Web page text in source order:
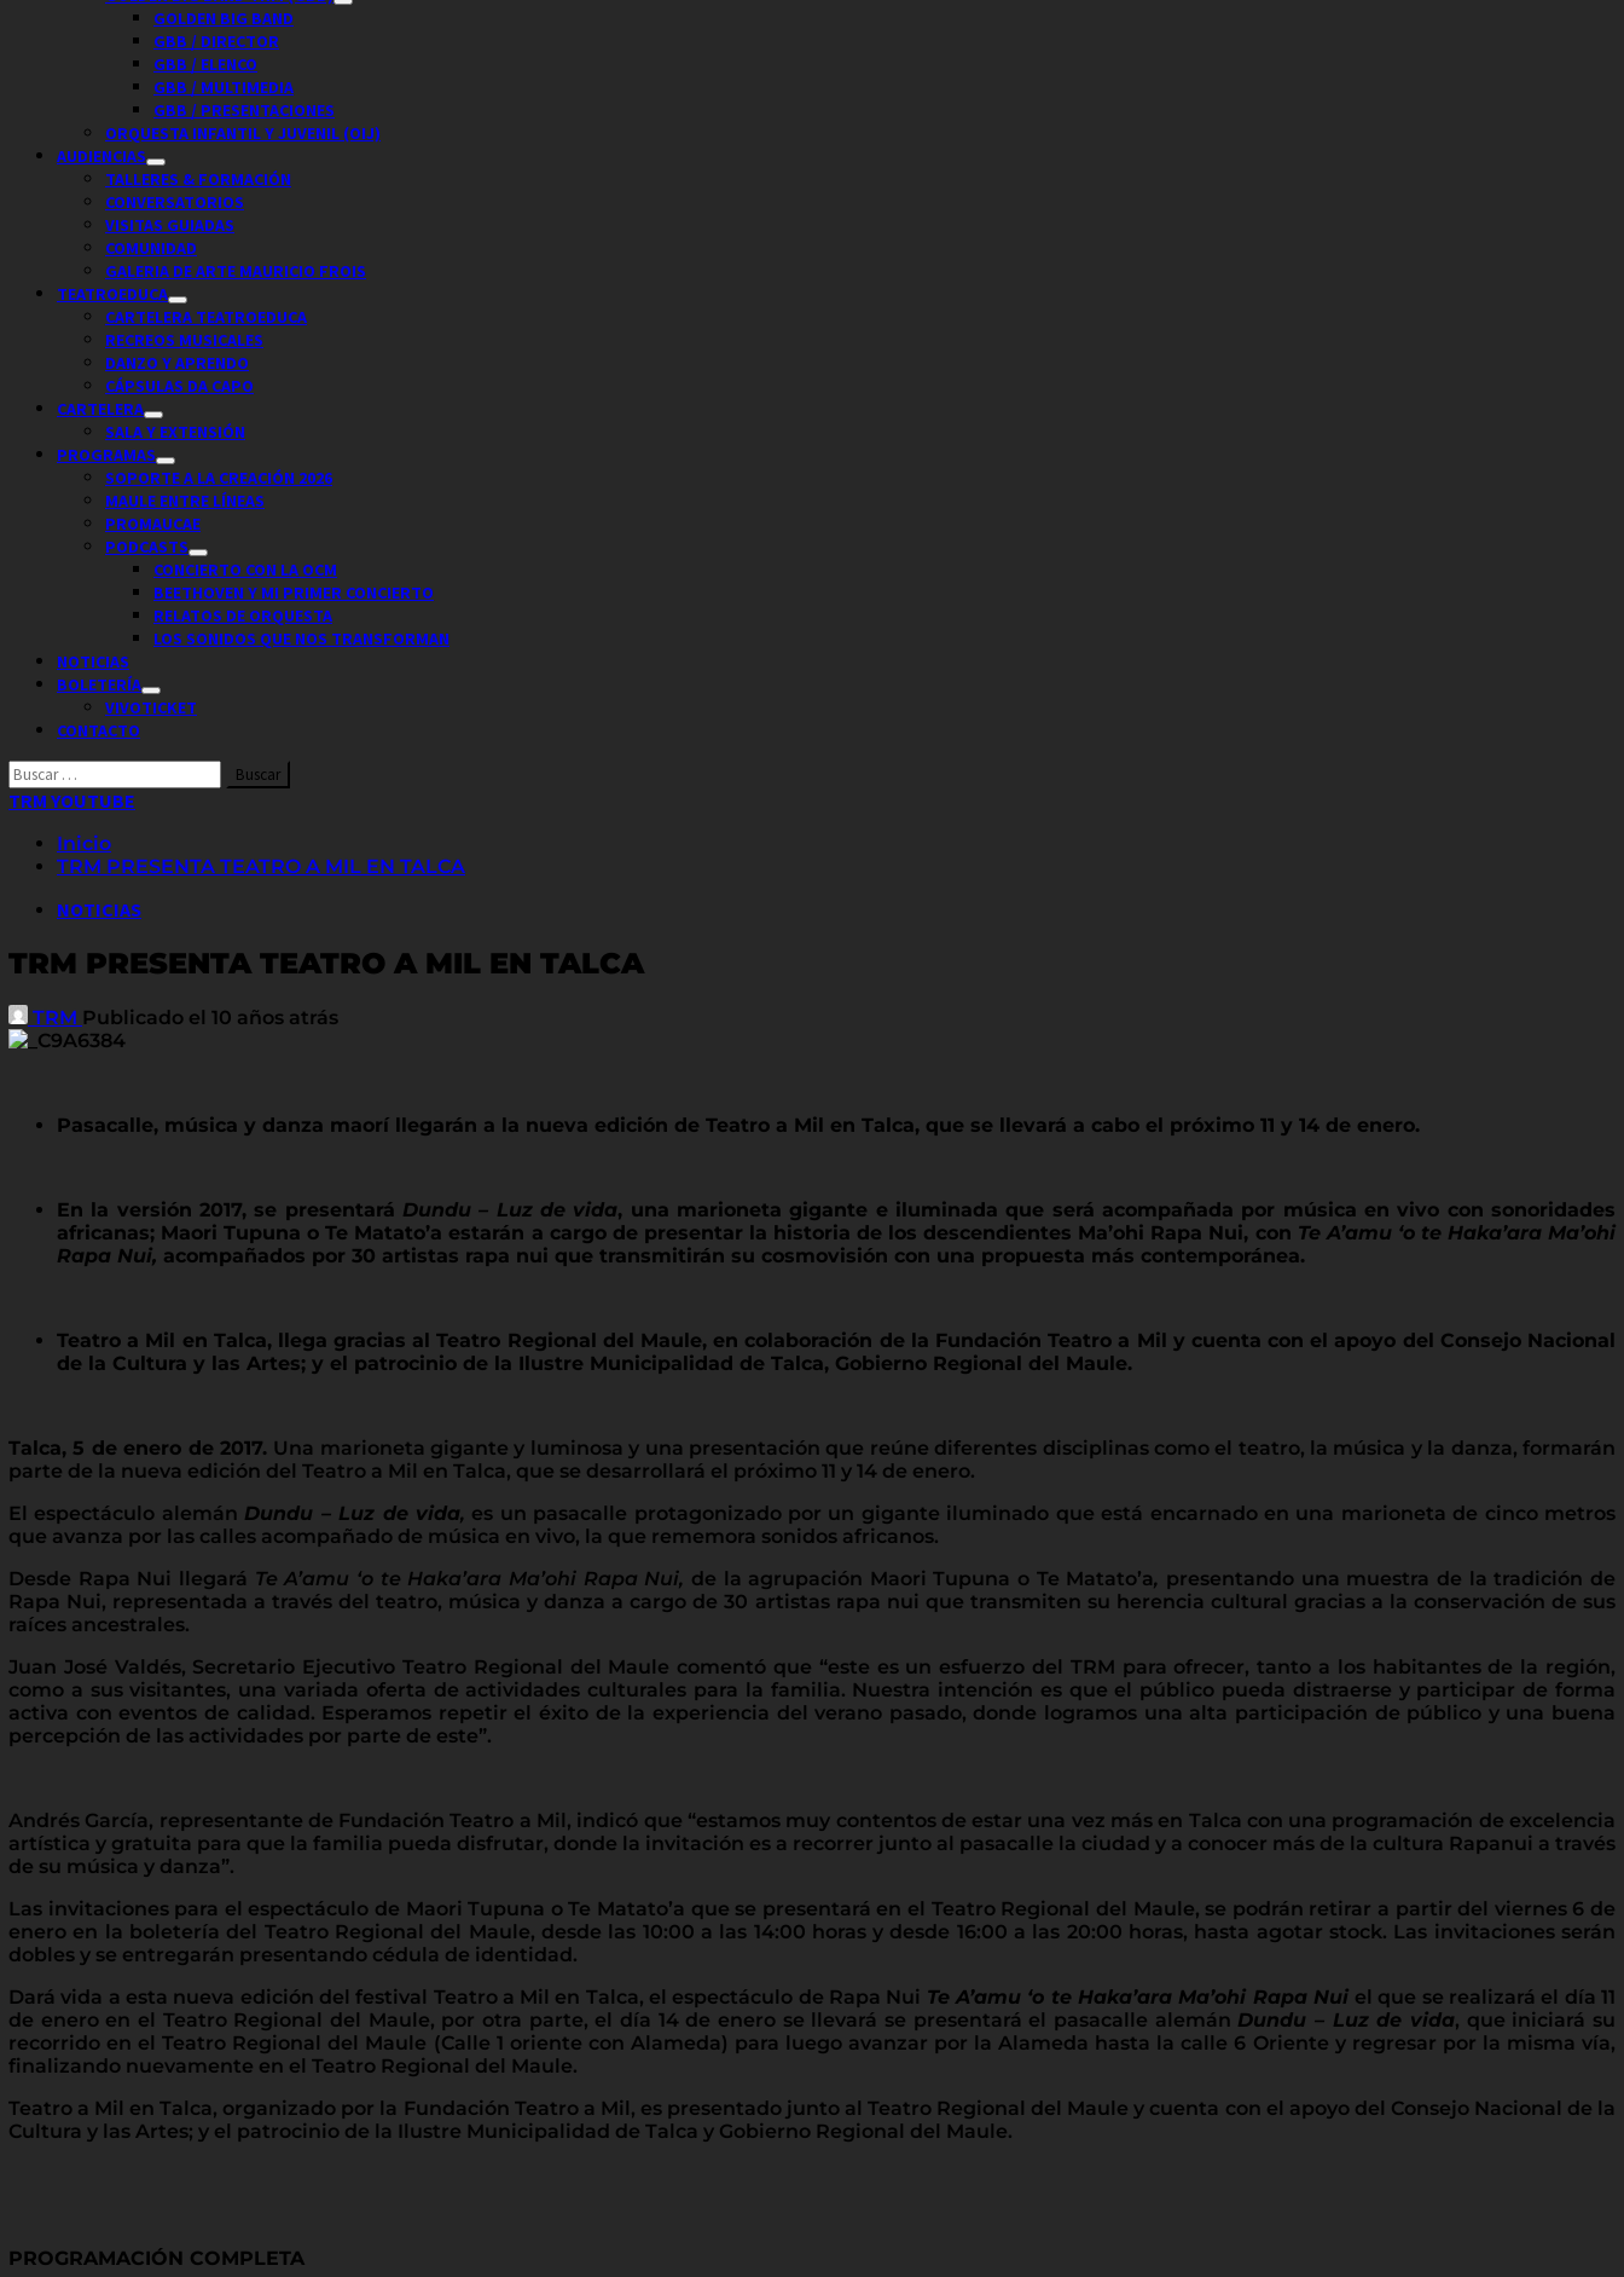
GOLDEN BIG BAND
GBB / DIRECTOR
GBB / ELENCO
GBB / MULTIMEDIA
GBB / PRESENTACIONES
ORQUESTA INFANTIL Y JUVENIL (OIJ)
AUDIENCIAS
TALLERES & FORMACIÓN
CONVERSATORIOS
VISITAS GUIADAS
COMUNIDAD
GALERIA DE ARTE MAURICIO FROIS
TEATROEDUCA
CARTELERA TEATROEDUCA
RECREOS MUSICALES
DANZO Y APRENDO
CÁPSULAS DA CAPO
CARTELERA
SALA Y EXTENSIÓN
PROGRAMAS
SOPORTE A LA CREACIÓN 2026
MAULE ENTRE LÍNEAS
PROMAUCAE
PODCASTS
CONCIERTO CON LA OCM
BEETHOVEN Y MI PRIMER CONCIERTO
RELATOS DE ORQUESTA
LOS SONIDOS QUE NOS TRANSFORMAN
NOTICIAS
BOLETERÍA
VIVOTICKET
CONTACTO
Buscar
por:
TRM YOUTUBE
Inicio
TRM PRESENTA TEATRO A MIL EN TALCA
NOTICIAS
TRM PRESENTA TEATRO A MIL EN TALCA
TRM Publicado el 10 años atrás
Pasacalle, música y danza maorí llegarán a la nueva edición de Teatro a Mil en Talca, que se llevará a cabo el próximo 11 y 14 de enero.
En la versión 2017, se presentará Dundu – Luz de vida, una marioneta gigante e iluminada que será acompañada por música en vivo con sonoridades
africanas; Maori Tupuna o Te Matato’a estarán a cargo de presentar la historia de los descendientes Ma’ohi Rapa Nui, con Te A’amu ‘o te Haka’ara Ma’ohi
Rapa Nui, acompañados por 30 artistas rapa nui que transmitirán su cosmovisión con una propuesta más contemporánea.
Teatro a Mil en Talca, llega gracias al Teatro Regional del Maule, en colaboración de la Fundación Teatro a Mil y cuenta con el apoyo del Consejo Nacional
de la Cultura y las Artes; y el patrocinio de la Ilustre Municipalidad de Talca, Gobierno Regional del Maule.
Talca, 5 de enero de 2017. Una marioneta gigante y luminosa y una presentación que reúne diferentes disciplinas como el teatro, la música y la danza, formarán
parte de la nueva edición del Teatro a Mil en Talca, que se desarrollará el próximo 11 y 14 de enero.
El espectáculo alemán Dundu – Luz de vida, es un pasacalle protagonizado por un gigante iluminado que está encarnado en una marioneta de cinco metros
que avanza por las calles acompañado de música en vivo, la que rememora sonidos africanos.
Desde Rapa Nui llegará Te A’amu ‘o te Haka’ara Ma’ohi Rapa Nui, de la agrupación Maori Tupuna o Te Matato’a, presentando una muestra de la tradición de
Rapa Nui, representada a través del teatro, música y danza a cargo de 30 artistas rapa nui que transmiten su herencia cultural gracias a la conservación de sus
raíces ancestrales.
Juan José Valdés, Secretario Ejecutivo Teatro Regional del Maule comentó que “este es un esfuerzo del TRM para ofrecer, tanto a los habitantes de la región,
como a sus visitantes, una variada oferta de actividades culturales para la familia. Nuestra intención es que el público pueda distraerse y participar de forma
activa con eventos de calidad. Esperamos repetir el éxito de la experiencia del verano pasado, donde logramos una alta participación de público y una buena
percepción de las actividades por parte de este”.
Andrés García, representante de Fundación Teatro a Mil, indicó que “estamos muy contentos de estar una vez más en Talca con una programación de excelencia
artística y gratuita para que la familia pueda disfrutar, donde la invitación es a recorrer junto al pasacalle la ciudad y a conocer más de la cultura Rapanui a través
de su música y danza”.
Las invitaciones para el espectáculo de Maori Tupuna o Te Matato’a que se presentará en el Teatro Regional del Maule, se podrán retirar a partir del viernes 6 de
enero en la boletería del Teatro Regional del Maule, desde las 10:00 a las 14:00 horas y desde 16:00 a las 20:00 horas, hasta agotar stock. Las invitaciones serán
dobles y se entregarán presentando cédula de identidad.
Dará vida a esta nueva edición del festival Teatro a Mil en Talca, el espectáculo de Rapa Nui Te A’amu ‘o te Haka’ara Ma’ohi Rapa Nui el que se realizará el día 11
de enero en el Teatro Regional del Maule, por otra parte, el día 14 de enero se llevará se presentará el pasacalle alemán Dundu – Luz de vida, que iniciará su
recorrido en el Teatro Regional del Maule (Calle 1 oriente con Alameda) para luego avanzar por la Alameda hasta la calle 6 Oriente y regresar por la misma vía,
finalizando nuevamente en el Teatro Regional del Maule.
Teatro a Mil en Talca, organizado por la Fundación Teatro a Mil, es presentado junto al Teatro Regional del Maule y cuenta con el apoyo del Consejo Nacional de la
Cultura y las Artes; y el patrocinio de la Ilustre Municipalidad de Talca y Gobierno Regional del Maule.
PROGRAMACIÓN COMPLETA